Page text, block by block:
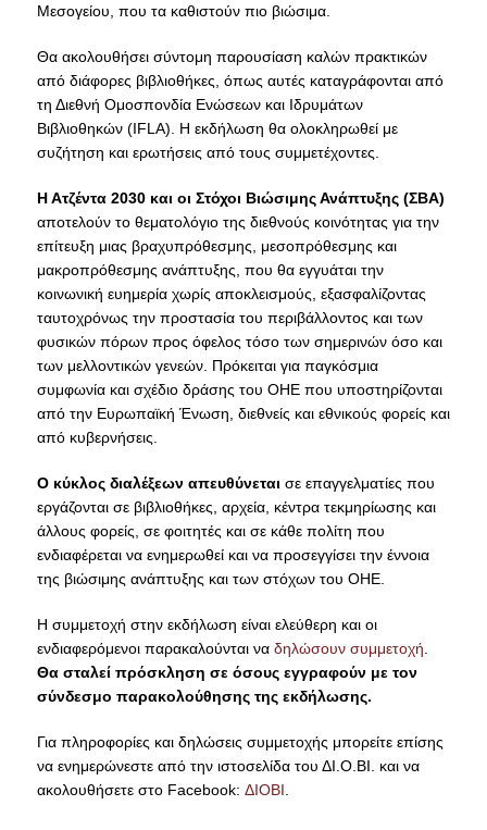
HEAL-LINK PORTAL
QAUAL
SCHOLARLY
Μεσογείου, που τα καθιστούν πιο βιώσιμα.
Θα ακολουθήσει σύντομη παρουσίαση καλών πρακτικών
από διάφορες βιβλιοθήκες, όπως αυτές καταγράφονται από
τη Διεθνή Ομοσπονδία Ενώσεων και Ιδρυμάτων
Βιβλιοθηκών (IFLA). Η εκδήλωση θα ολοκληρωθεί με
συζήτηση και ερωτήσεις από τους συμμετέχοντες.
Η Ατζέντα 2030 και οι Στόχοι Βιώσιμης Ανάπτυξης (ΣΒΑ)
αποτελούν το θεματολόγιο της διεθνούς κοινότητας για την
επίτευξη μιας βραχυπρόθεσμης, μεσοπρόθεσμης και
μακροπρόθεσμης ανάπτυξης, που θα εγγυάται την
κοινωνική ευημερία χωρίς αποκλεισμούς, εξασφαλίζοντας
ταυτοχρόνως την προστασία του περιβάλλοντος και των
φυσικών πόρων προς όφελος τόσο των σημερινών όσο και
των μελλοντικών γενεών. Πρόκειται για παγκόσμια
συμφωνία και σχέδιο δράσης του ΟΗΕ που υποστηρίζονται
από την Ευρωπαϊκή Ένωση, διεθνείς και εθνικούς φορείς και
από κυβερνήσεις.
Ο κύκλος διαλέξεων απευθύνεται σε επαγγελματίες που
εργάζονται σε βιβλιοθήκες, αρχεία, κέντρα τεκμηρίωσης και
άλλους φορείς, σε φοιτητές και σε κάθε πολίτη που
ενδιαφέρεται να ενημερωθεί και να προσεγγίσει την έννοια
της βιώσιμης ανάπτυξης και των στόχων του ΟΗΕ.
Η συμμετοχή στην εκδήλωση είναι ελεύθερη και οι
ενδιαφερόμενοι παρακαλούνται να δηλώσουν συμμετοχή
Θα σταλεί πρόσκληση σε όσους εγγραφούν με τον
σύνδεσμο παρακολούθησης της εκδήλωσης.
Για πληροφορίες και δηλώσεις συμμετοχής μπορείτε επίσης
να ενημερώνεστε από την ιστοσελίδα του ΔΙ.Ο.ΒΙ. και να
ακολουθήσετε στο Facebook: ΔΙΟΒΙ